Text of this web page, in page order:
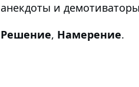
анекдоты и
Решение, Намерение.